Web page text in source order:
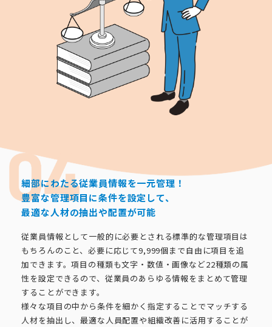
細部にわたる従業員情報を一元管理！
豊富な管理項目に条件を設定して、
最適な人材の抽出や配置が可能
従業員情報として一般的に必要とされる標準的な管理項目は
もちろんのこと、必要に応じて9,999個まで自由に項目を追
加できます。項目の種類も文字・数値・画像など22種類の属
性を設定できるので、従業員のあらゆる情報をまとめて管理
することができます。
様々な項目の中から条件を細かく指定することでマッチする
人材を抽出し、最適な人員配置や組織改善に活用することが